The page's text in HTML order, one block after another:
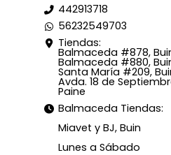
442913718
56232549703
Tiendas:
Balmaceda #878,
Balmaceda #880,
Santa María #209,
Avda. 18 de
Paine
Balmaceda Tiendas:
Miavet y BJ, Buin
Lunes a Sábado